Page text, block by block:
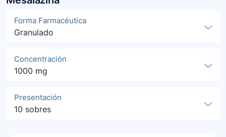
Forma Farmacéutica
Granulado
Concentración
1000 mg
Presentación
10 sobres